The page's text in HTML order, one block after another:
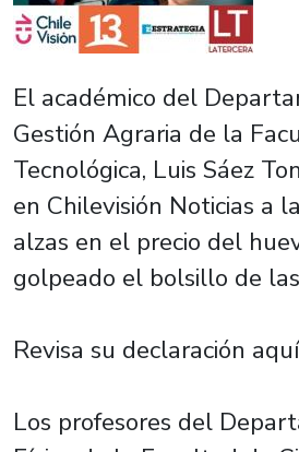
El académico del
Gestión Agraria de la
Tecnológica, Luis Sáez
en Chilevisión Noticias a
alzas en el precio del
golpeado el bolsillo de
Revisa su declaración
Los profesores del